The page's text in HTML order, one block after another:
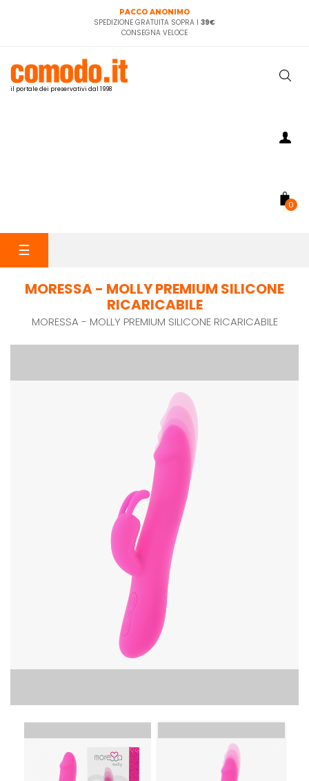
PACCO ANONIMO
SPEDIZIONE GRATUITA SOPRA I 39€
CONSEGNA VELOCE
il portale dei preservativi dal 1998
0
navigazione
☰
MORESSA - MOLLY PREMIUM SILICONE
RICARICABILE
MORESSA - MOLLY PREMIUM SILICONE RICARICABILE